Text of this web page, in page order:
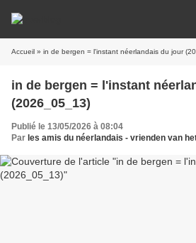
Accueil » in de bergen = l'instant néerlandais du jour
in de bergen = l'instant
(2026_05_13)
Publié le 13/05/2026 à 08:04
Par les amis du néerlandais - vrienden van